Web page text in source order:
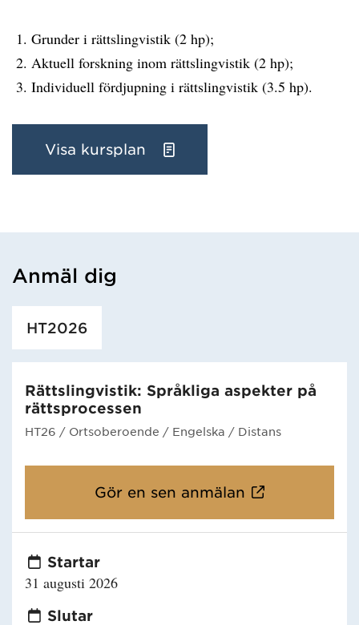
Grunder i rättslingvistik (2 hp);
Aktuell forskning inom rättslingvistik (2 hp);
Individuell fördjupning i rättslingvistik (3.5 hp).
Visa kursplan
Anmäl dig
Har hämtat utbildning.
HT2026
Rättslingvistik: Språkliga aspekter på
rättsprocessen
HT26 / Ortsoberoende / Engelska / Distans
Gör en sen anmälan
Startar
31 augusti 2026
Slutar